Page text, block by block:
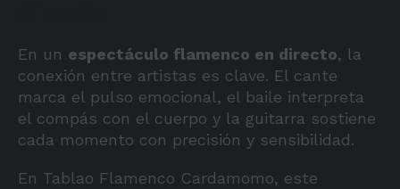
En un espectáculo flamenco en directo, la
conexión entre artistas es clave. El cante
marca el pulso emocional, el baile interpreta
el compás con el cuerpo y la guitarra sostiene
cada momento con precisión y sensibilidad.
En Tablao Flamenco Cardamomo, este